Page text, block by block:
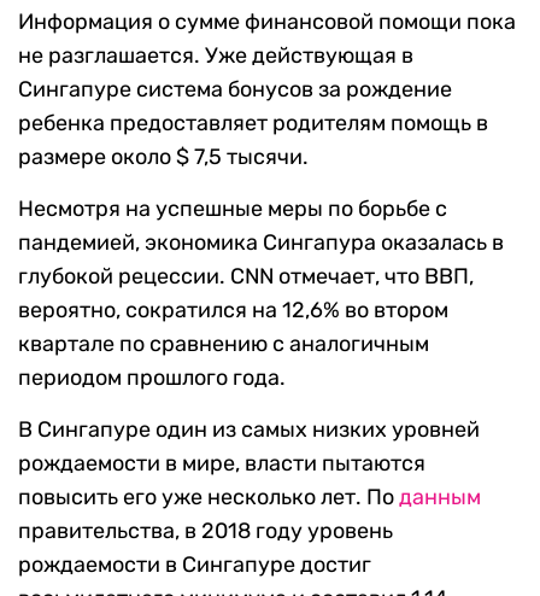
Информация о сумме финансовой помощи пока
не разглашается. Уже действующая в
Сингапуре система бонусов за рождение
ребенка предоставляет родителям помощь в
размере около $ 7,5 тысячи.
Несмотря на успешные меры по борьбе с
пандемией, экономика Сингапура оказалась в
глубокой рецессии. CNN отмечает, что ВВП,
вероятно, сократился на 12,6% во втором
квартале по сравнению с аналогичным
периодом прошлого года.
В Сингапуре один из самых низких уровней
рождаемости в мире, власти пытаются
повысить его уже несколько лет. Поданным
правительства, в 2018 году уровень
рождаемости в Сингапуре достиг